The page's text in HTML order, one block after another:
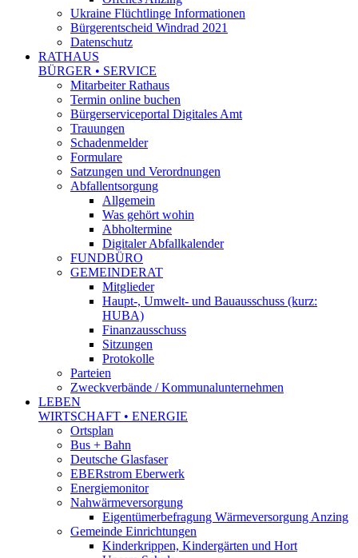
Ukraine Flüchtlinge Informationen
Bürgerentscheid Windrad 2021
Datenschutz
RATHAUS
BÜRGER • SERVICE
Mitarbeiter Rathaus
Termin online buchen
Bürgerserviceportal Digitales Amt
Trauungen
Schadenmelder
Formulare
Satzungen und Verordnungen
Abfallentsorgung
Allgemein
Was gehört wohin
Abholtermine
Digitaler Abfallkalender
FUNDBÜRO
GEMEINDERAT
Mitglieder
Haupt-, Umwelt- und Bauausschuss (kurz:
HUBA)
Finanzausschuss
Sitzungen
Protokolle
Parteien
Zweckverbände / Kommunalunternehmen
LEBEN
WIRTSCHAFT • ENERGIE
Ortsplan
Bus + Bahn
Deutsche Glasfaser
EBERstrom Eberwerk
Energiemonitor
Nahwärmeversorgung
Eigentümerbefragung Wärmeversorgung Anzing
Gemeinde Einrichtungen
Kinderkrippen, Kindergärten und Hort